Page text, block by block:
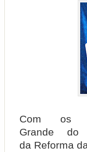
Com os
Grande do
da Reforma